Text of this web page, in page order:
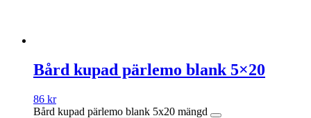
Bård kupad pärlemo blank 5×20
86 kr
Bård kupad pärlemo blank 5x20 mängd